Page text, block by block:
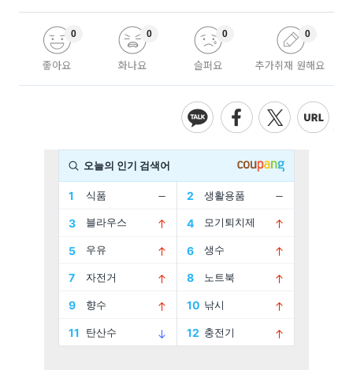
좋아요
0
화나요
0
슬퍼요
0
추가취재 원해요
0